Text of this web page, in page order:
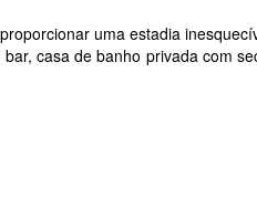
uma estadia
casa de banho privada com